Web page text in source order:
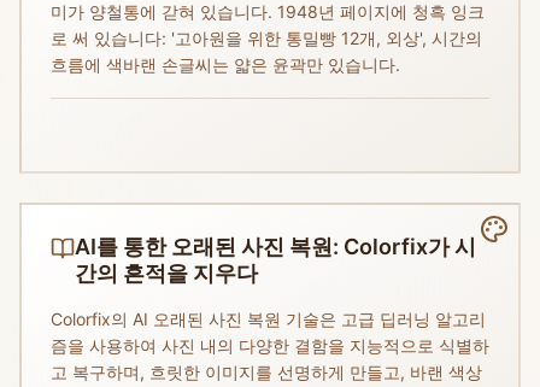
미가 양철통에 갇혀 있습니다. 1948년 페이지에 청흑 잉크
로 써 있습니다: '고아원을 위한 통밀빵 12개, 외상', 시간의
흐름에 색바랜 손글씨는 얇은 윤곽만 있습니다.
AI를 통한 오래된 사진 복원: Colorfix가 시
간의 흔적을 지우다
Colorfix의 AI 오래된 사진 복원 기술은 고급 딥러닝 알고리
즘을 사용하여 사진 내의 다양한 결함을 지능적으로 식별하
고 복구하며, 흐릿한 이미지를 선명하게 만들고, 바랜 색상